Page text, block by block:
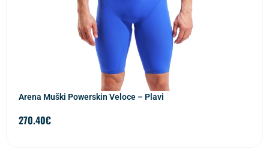
Arena Muški Powerskin Veloce – Plavi
270.40€